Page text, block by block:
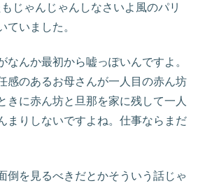
じゃんじゃんしなさいよ風のパリ
ていました。
なんか最初から嘘っぽいんですよ。
感のあるお母さんが一人目の赤ん坊
きに赤ん坊と旦那を家に残して一人
まりしないですよね。仕事ならまだ
倒を見るべきだとかそういう話じゃ